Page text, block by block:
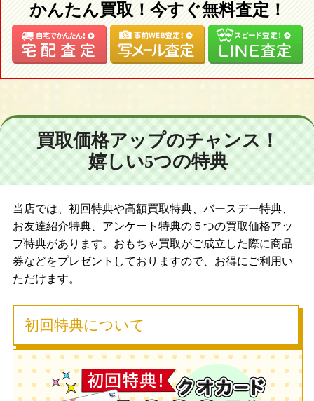
かんたん買取！今すぐ無料査定！
買取価格アップのチャンス！
嬉しい5つの特典
当店では、初回特典や高額買取特典、バースデー特典、
お友達紹介特典、アンケート特典の５つの買取価格アッ
プ特典があります。おもちゃ買取がご成立した際に商品
券などをプレゼントしておりますので、お得にご利用い
ただけます。
初回特典について